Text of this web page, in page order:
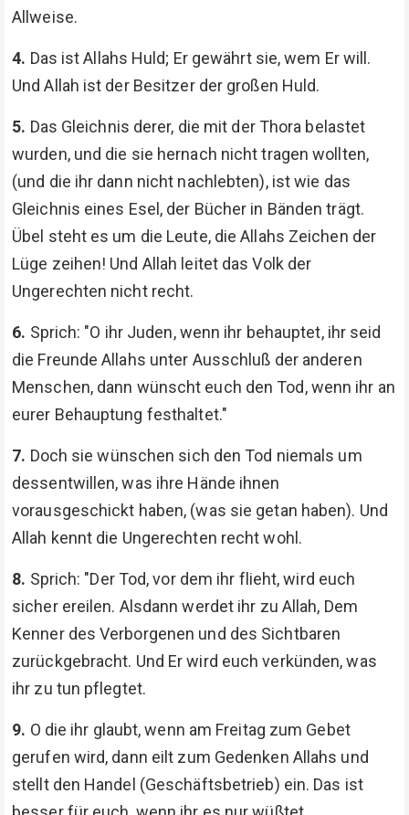
Allweise.
4. Das ist Allahs Huld; Er gewährt sie, wem Er will.
Und Allah ist der Besitzer der großen Huld.
5. Das Gleichnis derer, die mit der Thora belastet
wurden, und die sie hernach nicht tragen wollten,
(und die ihr dann nicht nachlebten), ist wie das
Gleichnis eines Esel, der Bücher in Bänden trägt.
Übel steht es um die Leute, die Allahs Zeichen der
Lüge zeihen! Und Allah leitet das Volk der
Ungerechten nicht recht.
6. Sprich: "O ihr Juden, wenn ihr behauptet, ihr seid
die Freunde Allahs unter Ausschluß der anderen
Menschen, dann wünscht euch den Tod, wenn ihr an
eurer Behauptung festhaltet."
7. Doch sie wünschen sich den Tod niemals um
dessentwillen, was ihre Hände ihnen
vorausgeschickt haben, (was sie getan haben). Und
Allah kennt die Ungerechten recht wohl.
8. Sprich: "Der Tod, vor dem ihr flieht, wird euch
sicher ereilen. Alsdann werdet ihr zu Allah, Dem
Kenner des Verborgenen und des Sichtbaren
zurückgebracht. Und Er wird euch verkünden, was
ihr zu tun pflegtet.
9. O die ihr glaubt, wenn am Freitag zum Gebet
gerufen wird, dann eilt zum Gedenken Allahs und
stellt den Handel (Geschäftsbetrieb) ein. Das ist